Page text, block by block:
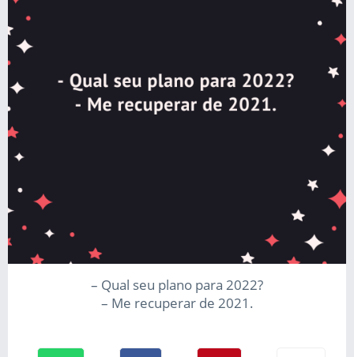
– Qual seu plano para 2022?
– Me recuperar de 2021.